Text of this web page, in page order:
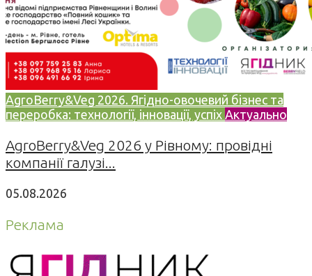
AgroBerry&Veg 2026. Ягідно-овочевий бізнес та
переробка: технології, інновації, успіх Актуально
AgroBerry&Veg 2026 у Рівному: провідні
компанії галузі...
05.08.2026
Реклама